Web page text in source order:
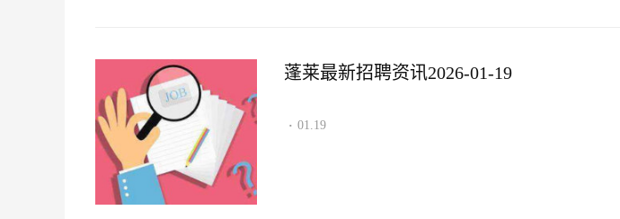
蓬莱最新招聘资讯2026-01-19
· 01.19